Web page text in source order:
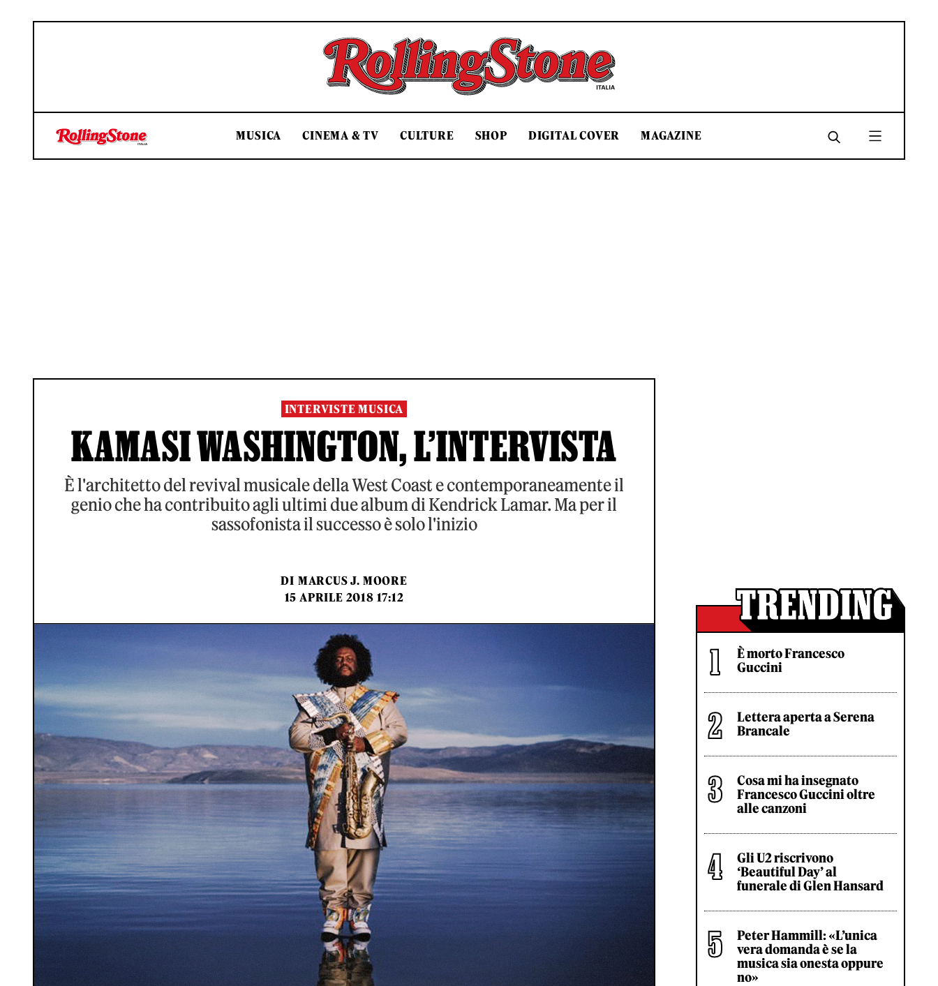
Rolling Stone Italia
MUSICA CINEMA & TV CULTURE SHOP DIGITAL COVER MAGAZINE
INTERVISTE MUSICA
KAMASI WASHINGTON, L’INTERVISTA
È l'architetto del revival musicale della West Coast e contemporaneamente il
genio che ha contribuito agli ultimi due album di Kendrick Lamar. Ma per il
sassofonista il successo è solo l'inizio
DI MARCUS J. MOORE
15 APRILE 2018 17:12
È morto Francesco
Guccini
Lettera aperta a Serena
Brancale
Cosa mi ha insegnato
Francesco Guccini oltre
alle canzoni
Gli U2 riscrivono
‘Beautiful Day’ al
funerale di Glen Hansard
Peter Hammill: «L’unica
vera domanda è se la
musica sia onesta oppure
no»